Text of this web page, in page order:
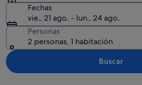
Fechas
vie., 21 ago. - lun., 24 ago.
Personas
2 personas, 1 habitación
Buscar